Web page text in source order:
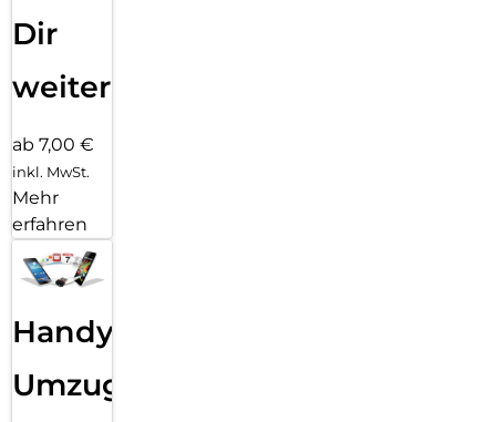
Dir
weiter
ab 7,00 €
inkl. MwSt.
Mehr
erfahren
Handy
Umzug